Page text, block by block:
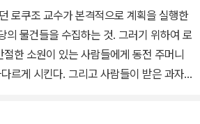
못한 채 과자를 먹거나 장난감을 사용하는
이 일어나기도 한다. 또는 원했던 소원이
거나 무시하다가 큰 화를 불러일으키기도
친 욕심 때문에 되려 불행에 빠지고 마는
로쿠조 교수가 본격적으로 계획을 실행한
의 물건들을 수집하는 것. 그러기 위하여 로
한 소원이 있는 사람들에게 동전 주머니
르게 시킨다. 그리고 사람들이 받은 과자